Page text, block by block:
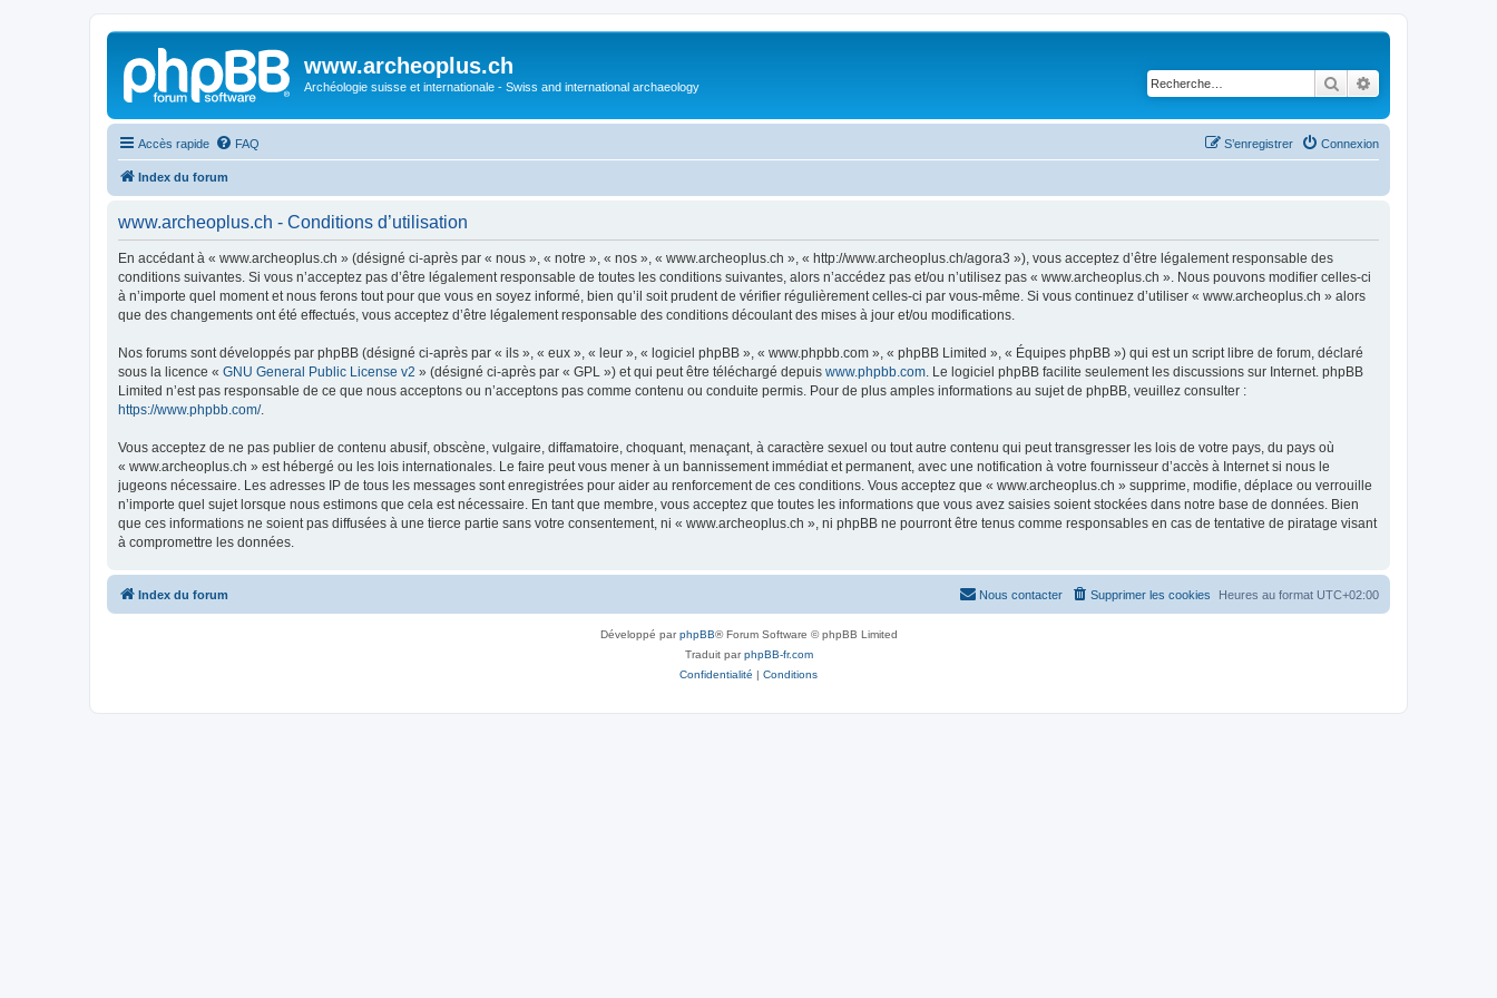
www.archeoplus.ch
Archéologie suisse et internationale - Swiss and international archaeology Rechercher
Accès rapide FAQ Connexion
S’enregistrer
Index du forum
www.archeoplus.ch - Conditions d’utilisation
En accédant à « www.archeoplus.ch » (désigné ci-après par « nous », « notre », « nos », « www.archeoplus.ch », « http://www.archeoplus.ch/agora3 »), vous acceptez d’être légalement responsable des
conditions suivantes. Si vous n’acceptez pas d’être légalement responsable de toutes les conditions suivantes, alors n’accédez pas et/ou n’utilisez pas « www.archeoplus.ch ». Nous pouvons modifier celles-ci
à n’importe quel moment et nous ferons tout pour que vous en soyez informé, bien qu’il soit prudent de vérifier régulièrement celles-ci par vous-même. Si vous continuez d’utiliser « www.archeoplus.ch » alors
que des changements ont été effectués, vous acceptez d’être légalement responsable des conditions découlant des mises à jour et/ou modifications.
Nos forums sont développés par phpBB (désigné ci-après par « ils », « eux », « leur », « logiciel phpBB », « www.phpbb.com », « phpBB Limited », « Équipes phpBB ») qui est un script libre de forum, déclaré
sous la licence « GNU General Public License v2 » (désigné ci-après par « GPL ») et qui peut être téléchargé depuis www.phpbb.com . Le logiciel phpBB facilite seulement les discussions sur Internet. phpBB
Limited n’est pas responsable de ce que nous acceptons ou n’acceptons pas comme contenu ou conduite permis. Pour de plus amples informations au sujet de phpBB, veuillez consulter :
https://www.phpbb.com/.
Vous acceptez de ne pas publier de contenu abusif, obscène, vulgaire, diffamatoire, choquant, menaçant, à caractère sexuel ou tout autre contenu qui peut transgresser les lois de votre pays, du pays où
« www.archeoplus.ch » est hébergé ou les lois internationales. Le faire peut vous mener à un bannissement immédiat et permanent, avec une notification à votre fournisseur d’accès à Internet si nous le
jugeons nécessaire. Les adresses IP de tous les messages sont enregistrées pour aider au renforcement de ces conditions. Vous acceptez que « www.archeoplus.ch » supprime, modifie, déplace ou verrouille
n’importe quel sujet lorsque nous estimons que cela est nécessaire. En tant que membre, vous acceptez que toutes les informations que vous avez saisies soient stockées dans notre base de données. Bien
que ces informations ne soient pas diffusées à une tierce partie sans votre consentement, ni « www.archeoplus.ch », ni phpBB ne pourront être tenus comme responsables en cas de tentative de piratage visant
à compromettre les données.
Index du forum Heures au format UTC+02:00
Supprimer les cookies
Nous contacter
Développé parphpBB® Forum Software © phpBB Limited
Traduit parphpBB-fr.com
Confidentialité | Conditions